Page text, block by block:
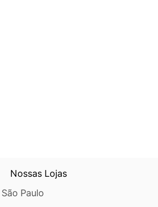
Nossas Lojas
São Paulo